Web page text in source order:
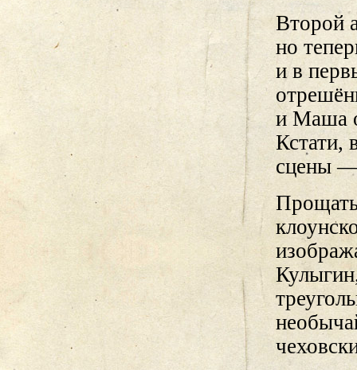
Второй
но
и в
и Маша
Кстати,
сцены